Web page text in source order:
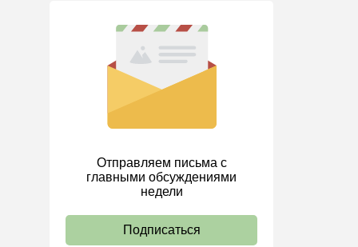
Отправляем письма с
главными обсуждениями
недели
Подписаться